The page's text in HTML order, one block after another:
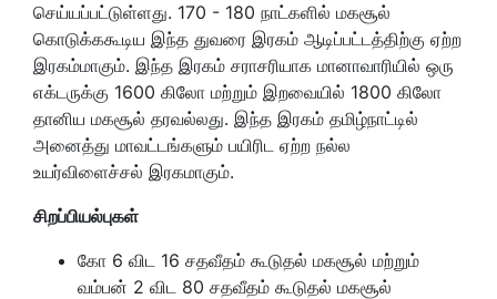
செய்யப்பட்டுள்ளது. 170 - 180 நாட்களில் மகசூல்
கொடுக்ககூடிய இந்த துவரை இரகம் ஆடிப்பட்டத்திற்கு ஏற்ற
இரகம்மாகும். இந்த இரகம் சராசரியாக மானாவாரியில் ஒரு
எக்டருக்கு 1600 கிலோ மற்றும் இறவையில் 1800 கிலோ
தானிய மகசூல் தரவல்லது. இந்த இரகம் தமிழ்நாட்டில்
அனைத்து மாவட்டங்களும் பயிரிட ஏற்ற நல்ல
உயர்விளைச்சல் இரகமாகும்.
சிறப்பியல்புகள்
கோ 6 விட 16 சதவீதம் கூடுதல் மகசூல் மற்றும்
வம்பன் 2 விட 80 சதவீதம் கூடுதல் மகசூல்